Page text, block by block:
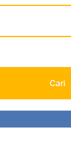
Cari